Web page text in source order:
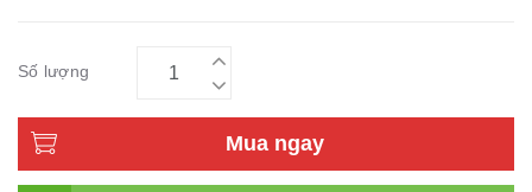
Số lượng
Mua ngay